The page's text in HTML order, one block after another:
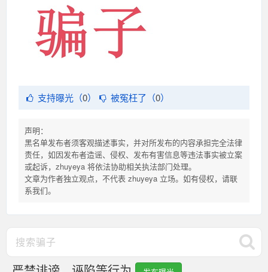
支持曝光（0） 被冤枉了（0）
声明：
黑名单发布者须客观描述事实，并对所发布的内容承担完全法律
责任，如因发布者造谣、侵权、发布有害信息等违法事实被立案
或起诉，zhuyeya 将依法协助相关执法部门处理。
文章为作者独立观点，不代表 zhuyeya 立场。如有侵权，请联
系我们。